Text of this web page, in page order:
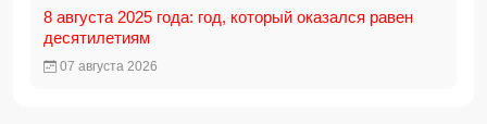
8 августа 2025 года: год, который оказался равен
десятилетиям
07 августа 2026